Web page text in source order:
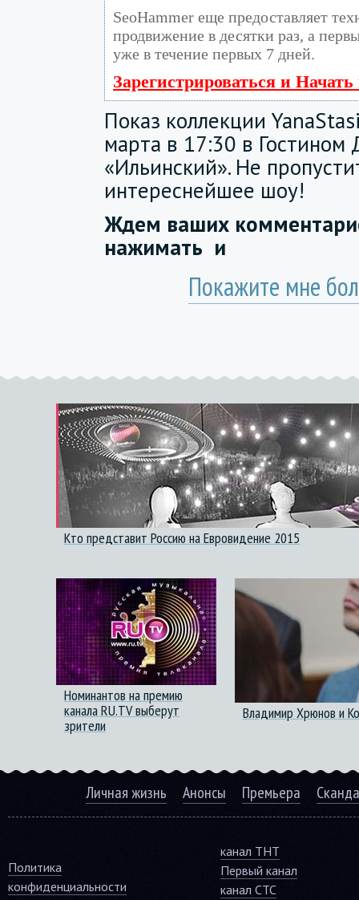
SeoHammer еще предоставляет
продвижение в десятки раз, а
уже в течение первых 7 дней.
Зарегистрироваться и
Показ коллекции
марта в 17:30 в
«Ильинский». Не
интереснейшее шоу!
Ждем ваших
нажимать и
Покажите мне
Кто представит Россию на Евровидение 2015
Номинантов на премию
канала RU.TV выберут
зрители
Владимир Хрюнов и
Личная жизнь Анонсы Премьера
Политика
конфиденциальности
канал ТНТ
Первый канал
канал СТС